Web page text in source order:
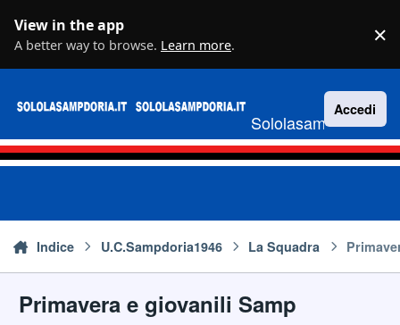
View in the app
A better way to browse. Learn more. ×
Sololasampdoria.it
Accedi
Indice U.C.Sampdoria1946 La Squadra
Primavera e giovanili Samp